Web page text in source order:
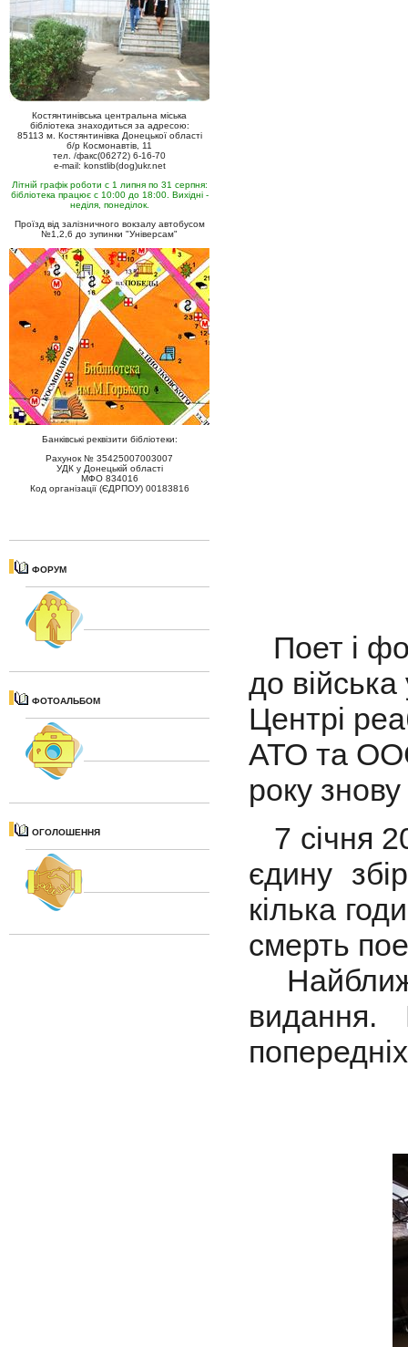
Костянтинівська центральна міська
бібліотека знаходиться за адресою:
85113 м. Костянтинівка Донецької області
б/р Космонавтів, 11
тел. /факс(06272) 6-16-70
e-mail: konstlib(dog)ukr.net
Літній графік роботи с 1 липня по 31 серпня:
бібліотека працює с 10:00 до 18:00. Вихідні -
неділя, понеділок.
Проїзд від залізничного вокзалу автобусом
№1,2,6 до зупинки "Універсам"
Банківські реквізити бібліотеки:
Рахунок № 35425007003007
УДК у Донецькій області
МФО 834016
Код організації (ЄДРПОУ) 00183816
ФОРУМ
ФОТОАЛЬБОМ
ОГОЛОШЕННЯ
Поет і
до
Центрі
АТО та
року
7 січня
єдину
кілька
смерть